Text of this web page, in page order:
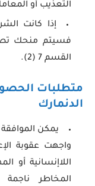
التعذيب أو
إذا كانت
فسيتم منحك
القسم 7 (2).
متطلبات
الدنمارك
يمكن
واجهت عقوبة
اللاإنسانية أو
المخاطر